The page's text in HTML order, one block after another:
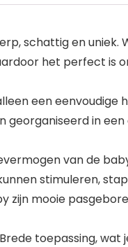
schattig en
het perfect is
een
in
van de
stimuleren,
zijn mooie
toepassing,